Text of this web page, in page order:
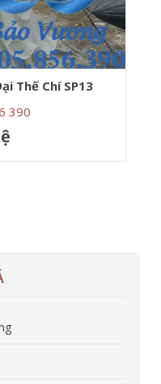
Thế Chí SP13
390